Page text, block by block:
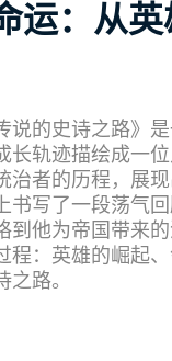
运：从
说的史诗之路》
长轨迹描绘成一
者的历程，展
书写了一段荡气
他为帝国带来
程：英雄的崛起
路。